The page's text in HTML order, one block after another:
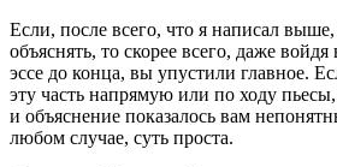
Если, после всего, что я написал
объяснять, то скорее всего, даже
эссе до конца, вы упустили главное.
эту часть напрямую или по ходу пьесы,
и объяснение показалось вам
любом случае, суть проста.